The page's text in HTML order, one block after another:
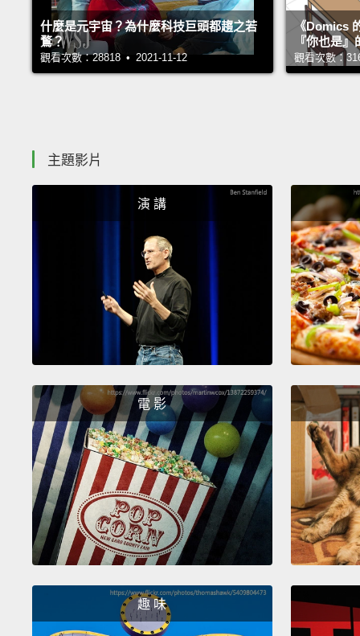
什麼是元宇宙？為什麼科技巨頭都趨之若
鶩？
觀看次數：28818 • 2021-11-12
《Domics
『你也是
觀看次數：
主題影片
演 講
電 影
趣 味